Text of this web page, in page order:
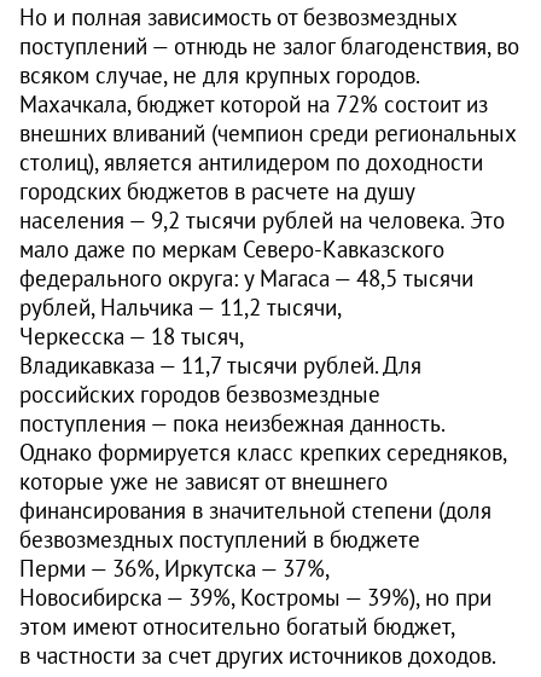
Но и полная зависимость от безвозмездных
поступлений — отнюдь не залог благоденствия, во
всяком случае, не для крупных городов.
Махачкала, бюджет которой на 72% состоит из
внешних вливаний (чемпион среди региональных
столиц), является антилидером по доходности
городских бюджетов в расчете на душу
населения — 9,2 тысячи рублей на человека. Это
мало даже по меркам Северо-Кавказского
федерального округа: у Магаса — 48,5 тысячи
рублей, Нальчика — 11,2 тысячи,
Черкесска — 18 тысяч,
Владикавказа — 11,7 тысячи рублей. Для
российских городов безвозмездные
поступления — пока неизбежная данность.
Однако формируется класс крепких середняков,
которые уже не зависят от внешнего
финансирования в значительной степени (доля
безвозмездных поступлений в бюджете
Перми — 36%, Иркутска — 37%,
Новосибирска — 39%, Костромы — 39%), но при
этом имеют относительно богатый бюджет,
в частности за счет других источников доходов.